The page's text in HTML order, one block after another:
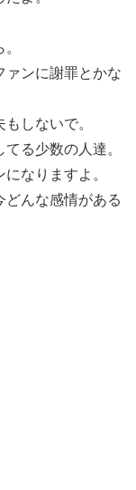
ァンに謝罪とかな
しないで。
る少数の人達。
なりますよ。
どんな感情がある